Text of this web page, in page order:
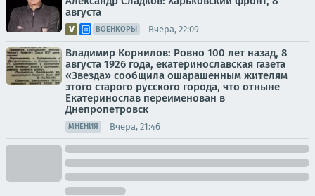
августа
ВОЕНКОРЫ Вчера, 22:09
Владимир Корнилов: Ровно 100 лет назад, 8
августа 1926 года, екатеринославская газета
«Звезда» сообщила ошарашенным жителям
этого старого русского города, что отныне
Екатеринослав переименован в
Днепропетровск
МНЕНИЯ Вчера, 21:46